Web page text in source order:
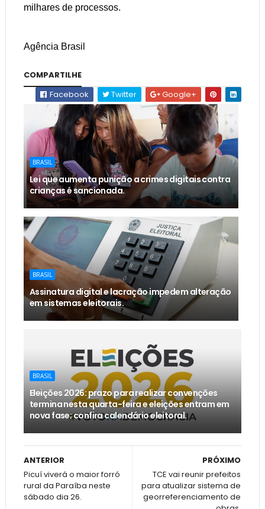
milhares de processos.
Agência Brasil
COMPARTILHE
Facebook
Twitter Google+
BRASIL
Lei que aumenta punição a crimes digitais contra
crianças é sancionada.
BRASIL
Assinatura digital e lacração impedem alteração
em sistemas eleitorais.
BRASIL
Eleições 2026: prazo para realizar convenções
termina nesta quarta-feira e eleições entram em
nova fase; confira calendário eleitoral.
PRÓXIMO
TCE vai reunir prefeitos
para atualizar sistema de
georreferenciamento de
ANTERIOR
Picuí viverá o maior forró
rural da Paraíba neste
sábado dia 26.